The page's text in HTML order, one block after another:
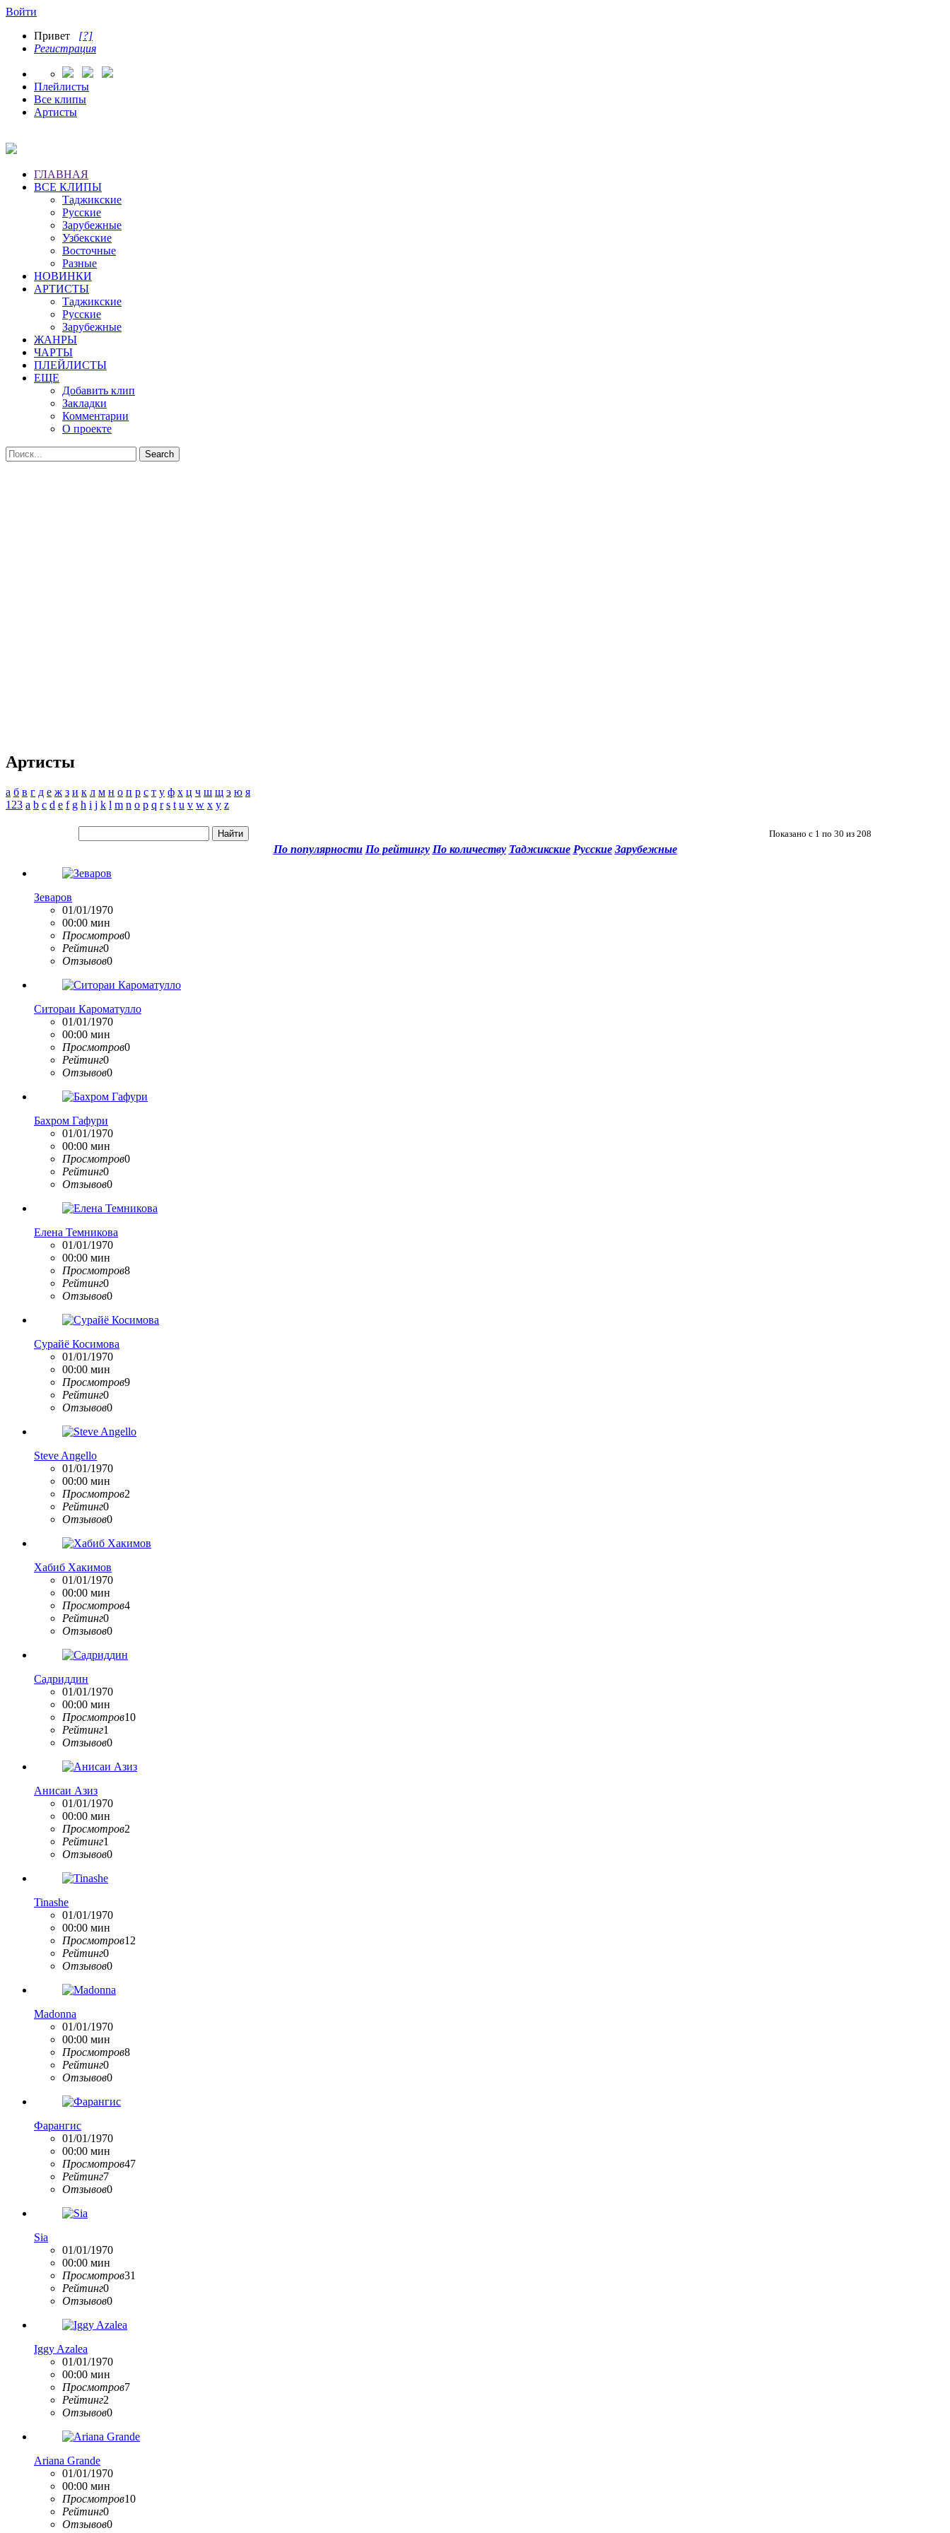
Войти
Привет [?]
Регистрация
Плейлисты
Все клипы
Артисты
ГЛАВНАЯ
ВСЕ КЛИПЫ
Таджикские
Русские
Зарубежные
Узбекские
Восточные
Разные
НОВИНКИ
АРТИСТЫ
Таджикские
Русские
Зарубежные
ЖАНРЫ
ЧАРТЫ
ПЛЕЙЛИСТЫ
ЕЩЕ
Добавить клип
Закладки
Комментарии
О проекте
Артисты
а б в г д е ж з и к л м н о п р с т у ф х ц ч ш щ э ю я
123 a b c d e f g h i j k l m n o p q r s t u v w x y z
Показано с 1 по 30 из 208
По популярности По рейтингу По количеству Таджикские Русские Зарубежные
Зеваров
01/01/1970
00:00 мин
Просмотров0
Рейтинг0
Отзывов0
Ситораи Кароматулло
01/01/1970
00:00 мин
Просмотров0
Рейтинг0
Отзывов0
Бахром Гафури
01/01/1970
00:00 мин
Просмотров0
Рейтинг0
Отзывов0
Елена Темникова
01/01/1970
00:00 мин
Просмотров8
Рейтинг0
Отзывов0
Сурайё Косимова
01/01/1970
00:00 мин
Просмотров9
Рейтинг0
Отзывов0
Steve Angello
01/01/1970
00:00 мин
Просмотров2
Рейтинг0
Отзывов0
Хабиб Хакимов
01/01/1970
00:00 мин
Просмотров4
Рейтинг0
Отзывов0
Садриддин
01/01/1970
00:00 мин
Просмотров10
Рейтинг1
Отзывов0
Анисаи Азиз
01/01/1970
00:00 мин
Просмотров2
Рейтинг1
Отзывов0
Tinashe
01/01/1970
00:00 мин
Просмотров12
Рейтинг0
Отзывов0
Madonna
01/01/1970
00:00 мин
Просмотров8
Рейтинг0
Отзывов0
Фарангис
01/01/1970
00:00 мин
Просмотров47
Рейтинг7
Отзывов0
Sia
01/01/1970
00:00 мин
Просмотров31
Рейтинг0
Отзывов0
Iggy Azalea
01/01/1970
00:00 мин
Просмотров7
Рейтинг2
Отзывов0
Ariana Grande
01/01/1970
00:00 мин
Просмотров10
Рейтинг0
Отзывов0